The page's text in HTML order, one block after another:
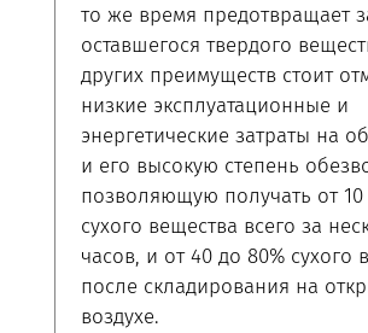
то же время предотвращает
оставшегося твердого
других преимуществ стоит
низкие эксплуатационные и
энергетические затраты на
и его высокую степень
позволяющую получать от 10
сухого вещества всего за
часов, и от 40 до 80% сухого
после складирования на
воздухе.